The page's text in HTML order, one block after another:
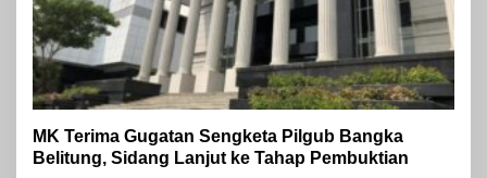
MK Terima Gugatan Sengketa Pilgub Bangka
Belitung, Sidang Lanjut ke Tahap Pembuktian